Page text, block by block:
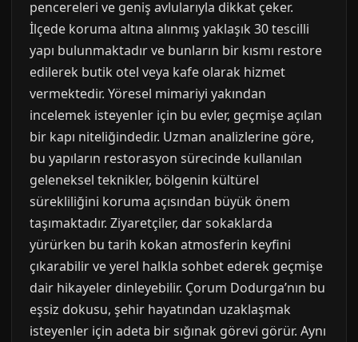
pencereleri ve geniş avlularıyla dikkat çeker.
İlçede koruma altına alınmış yaklaşık 30 tescilli
yapı bulunmaktadır ve bunların bir kısmı restore
edilerek butik otel veya kafe olarak hizmet
vermektedir. Yöresel mimariyi yakından
incelemek isteyenler için bu evler, geçmişe açılan
bir kapı niteliğindedir. Uzman analizlerine göre,
bu yapıların restorasyon sürecinde kullanılan
geleneksel teknikler, bölgenin kültürel
sürekliliğini koruma açısından büyük önem
taşımaktadır. Ziyaretçiler, dar sokaklarda
yürürken bu tarih kokan atmosferin keyfini
çıkarabilir ve yerel halkla sohbet ederek geçmişe
dair hikayeler dinleyebilir. Çorum Dodurga’nın bu
eşsiz dokusu, şehir hayatından uzaklaşmak
isteyenler için adeta bir sığınak görevi görür. Aynı